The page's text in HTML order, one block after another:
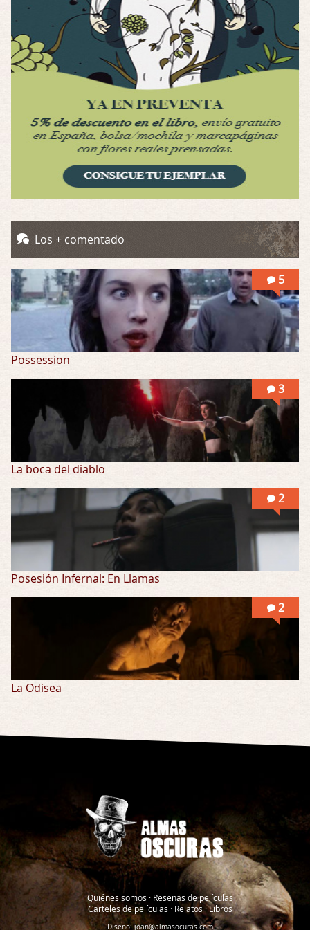
Possession
Por: Luar
Se llama la posesión en castellano, está …
Por: Mariano
Una película normalita, nada del otro mun …
Obsession
Possession
Por: Mountain
Llevo toda una vida para verla y nunca lo …
Los + comentado
5
Possession
3
La boca del diablo
2
Posesión Infernal: En Llamas
2
La Odisea
Quiénes somos · Reseñas de películas
Carteles de películas · Relatos·Libros
Diseño:joan@almasocuras.com